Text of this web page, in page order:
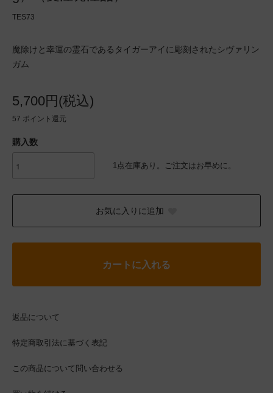
TES73
魔除けと幸運の霊石であるタイガーアイに彫刻されたシヴァリン
ガム
5,700円(税込)
57 ポイント還元
購入数
1点在庫あり。ご注文はお早めに。
お気に入りに追加
カートに入れる
返品について
特定商取引法に基づく表記
この商品について問い合わせる